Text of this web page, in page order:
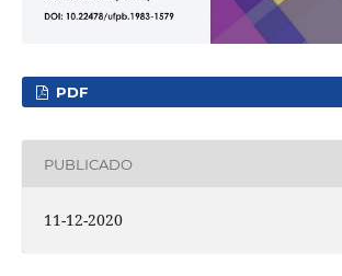
PDF
PUBLICADO
11-12-2020